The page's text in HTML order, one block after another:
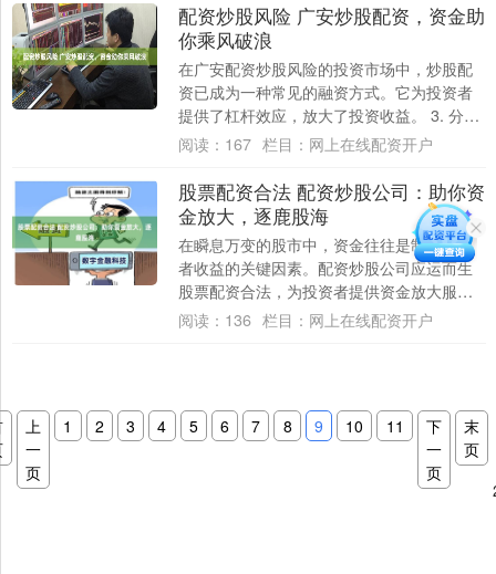
配资炒股风险 广安炒股配资，资金助
你乘风破浪
在广安配资炒股风险的投资市场中，炒股配
资已成为一种常见的融资方式。它为投资者
提供了杠杆效应，放大了投资收益。 3. 分散
投资：分散投资是指将资金分散到多个不同
阅读： 167 栏目： 网上在线配资开户
股票配资合法 配资炒股公司：助你资
金放大，逐鹿股海
在瞬息万变的股市中，资金往往是制约投资
者收益的关键因素。配资炒股公司应运而生
股票配资合法，为投资者提供资金放大服
务，助力其逐鹿股海，实现财富增值。 该网
阅读： 136 栏目： 网上在线配资开户
上
一
页
1 2 3 4 5 6 7 8 9 10 11
下
一
页
末
页